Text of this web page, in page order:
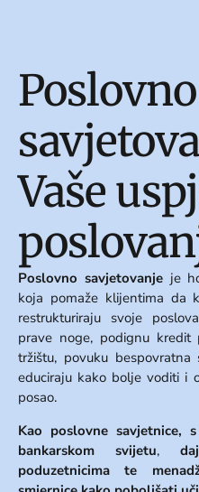
Poslovno
Vaše
Poslovno savjetovanjeje
koja pomaže klijentima da
restrukturiraju svoje
prave noge, podignu
tržištu, povuku
educiraju kako bolje voditi i
posao.
Kao poslovne savjetnice, s
bankarskom svijetu,
poduzetnicimate